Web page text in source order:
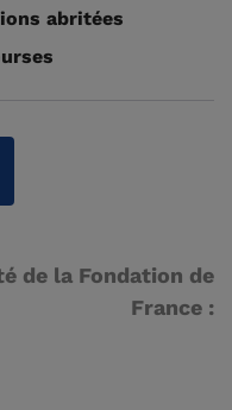
abritées
de la Fondation de
France :